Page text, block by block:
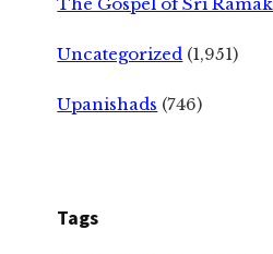
Uncategorized (1,951)
Upanishads (746)
Tags